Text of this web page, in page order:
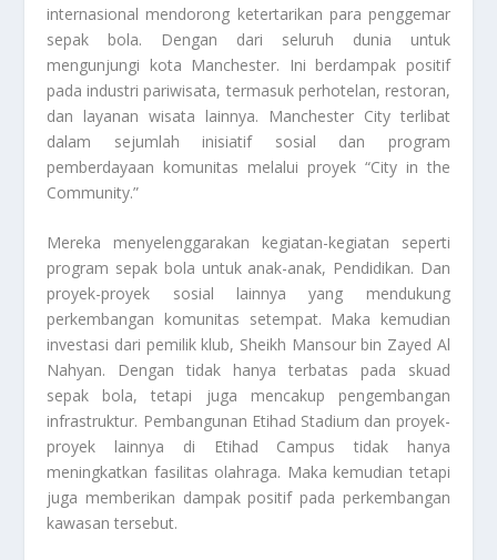
internasional mendorong ketertarikan para penggemar
sepak bola. Dengan dari seluruh dunia untuk
mengunjungi kota Manchester. Ini berdampak positif
pada industri pariwisata, termasuk perhotelan, restoran,
dan layanan wisata lainnya. Manchester City terlibat
dalam sejumlah inisiatif sosial dan program
pemberdayaan komunitas melalui proyek “City in the
Community.”
Mereka menyelenggarakan kegiatan-kegiatan seperti
program sepak bola untuk anak-anak, Pendidikan. Dan
proyek-proyek sosial lainnya yang mendukung
perkembangan komunitas setempat. Maka kemudian
investasi dari pemilik klub, Sheikh Mansour bin Zayed Al
Nahyan. Dengan tidak hanya terbatas pada skuad
sepak bola, tetapi juga mencakup pengembangan
infrastruktur. Pembangunan Etihad Stadium dan proyek-
proyek lainnya di Etihad Campus tidak hanya
meningkatkan fasilitas olahraga. Maka kemudian tetapi
juga memberikan dampak positif pada perkembangan
kawasan tersebut.